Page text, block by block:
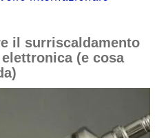
il surriscaldamento
(e cosa